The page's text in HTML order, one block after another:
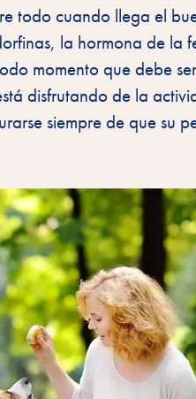
todo cuando llega el
la hormona de la
momento que debe
disfrutando de la
siempre de que su